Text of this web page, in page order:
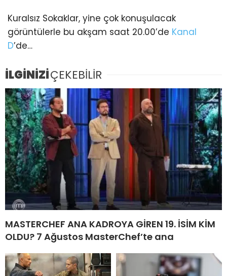
Kuralsız Sokaklar, yine çok konuşulacak
görüntülerle bu akşam saat 20.00’de Kanal
D’de…
İLGİNİZİÇEKEBİLİR
MASTERCHEF ANA KADROYA GİREN 19. İSİM KİM
OLDU? 7 Ağustos MasterChef’te ana